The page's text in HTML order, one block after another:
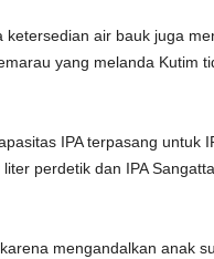
air bauk juga
yang melanda Kutim
IPA terpasang untuk
perdetik dan IPA
mengandalkan anak